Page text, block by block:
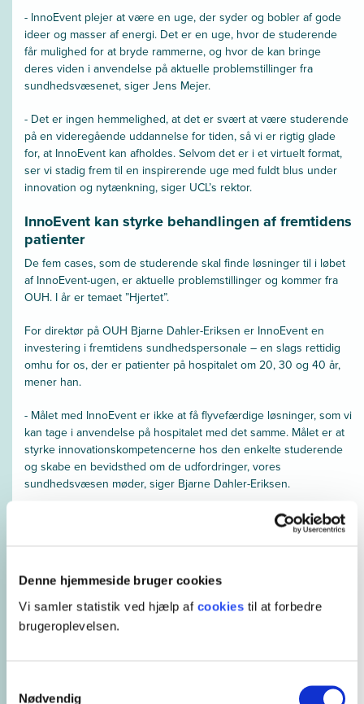
Denne hjemmeside bruger cookies
Vi samler statistik ved hjælp af cookies til at forbedre
brugeroplevelsen.
Nødvendig
- InnoEvent plejer at være en uge, der syder og bobler af gode
ideer og masser af energi. Det er en uge, hvor de studerende
får mulighed for at bryde rammerne, og hvor de kan bringe
deres viden i anvendelse på aktuelle problemstillinger fra
sundhedsvæsenet, siger Jens Mejer.
- Det er ingen hemmelighed, at det er svært at være studerende
på en videregående uddannelse for tiden, så vi er rigtig glade
for, at InnoEvent kan afholdes. Selvom det er i et virtuelt format,
ser vi stadig frem til en inspirerende uge med fuldt blus under
innovation og nytænkning, siger UCL’s rektor.
InnoEvent kan styrke behandlingen af fremtidens
patienter
De fem cases, som de studerende skal finde løsninger til i løbet
af InnoEvent-ugen, er aktuelle problemstillinger og kommer fra
OUH. I år er temaet ”Hjertet”.
For direktør på OUH Bjarne Dahler-Eriksen er InnoEvent en
investering i fremtidens sundhedspersonale – en slags rettidig
omhu for os, der er patienter på hospitalet om 20, 30 og 40 år,
mener han.
- Målet med InnoEvent er ikke at få flyvefærdige løsninger, som vi
kan tage i anvendelse på hospitalet med det samme. Målet er at
styrke innovationskompetencerne hos den enkelte studerende
og skabe en bevidsthed om de udfordringer, vores
sundhedsvæsen møder, siger Bjarne Dahler-Eriksen.
- Vi ønsker, at fremtidens sundhedspersonale er rige på både
ideer, initiativ og evner til at samarbejde på tværs af fagligheder.
Vindergrupperne kan få penge til
videreudvikling
Fredag den 19. marts afsluttes InnoEvent med en finale. Her